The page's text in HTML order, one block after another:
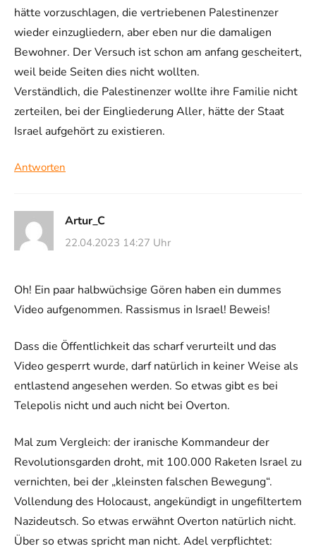
hätte vorzuschlagen, die vertriebenen Palestinenzer
wieder einzugliedern, aber eben nur die damaligen
Bewohner. Der Versuch ist schon am anfang gescheitert,
weil beide Seiten dies nicht wollten.
Verständlich, die Palestinenzer wollte ihre Familie nicht
zerteilen, bei der Eingliederung Aller, hätte der Staat
Israel aufgehört zu existieren.
Antworten
Artur_C
22.04.2023 14:27 Uhr
Oh! Ein paar halbwüchsige Gören haben ein dummes
Video aufgenommen. Rassismus in Israel! Beweis!
Dass die Öffentlichkeit das scharf verurteilt und das
Video gesperrt wurde, darf natürlich in keiner Weise als
entlastend angesehen werden. So etwas gibt es bei
Telepolis nicht und auch nicht bei Overton.
Mal zum Vergleich: der iranische Kommandeur der
Revolutionsgarden droht, mit 100.000 Raketen Israel zu
vernichten, bei der „kleinsten falschen Bewegung“.
Vollendung des Holocaust, angekündigt in ungefiltertem
Nazideutsch. So etwas erwähnt Overton natürlich nicht.
Über so etwas spricht man nicht. Adel verpflichtet: